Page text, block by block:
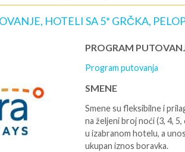
HOTELI SA 5* GRČKA,
PROGRAM
Program putovanja
SMENE
Smene su fleksibilne i
na željeni broj noći (3, 4,
u izabranom hotelu, a
ukupan iznos boravka.